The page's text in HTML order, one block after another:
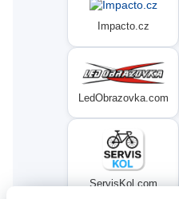
Impacto.cz
LedObrazovka.com
ServisKol.com